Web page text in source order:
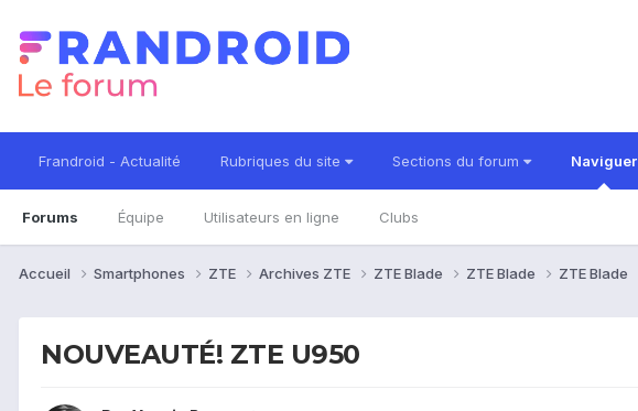
Frandroid - Actualité Rubriques du site Sections du forum Naviguer
Forums Équipe Utilisateurs en ligne Clubs
Accueil Smartphones ZTE Archives ZTE ZTE Blade ZTE Blade ZTE Blade
NOUVEAUTÉ! ZTE U950